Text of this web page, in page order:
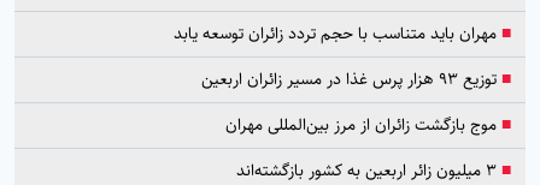
■مهران باید متناسب با حجم تردد زائران توسعه یابد
■توزیع ۹۳ هزار پرس غذا در مسیر زائران اربعین
■موج بازگشت زائران از مرز بین‌المللی مهران
■۳ میلیون زائر اربعین به کشور بازگشته‌اند